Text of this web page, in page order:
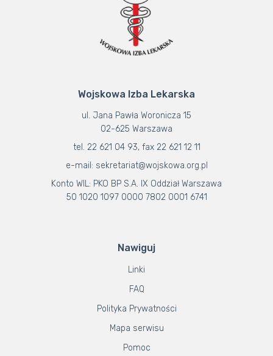
Wojskowa Izba Lekarska
ul. Jana Pawła Woronicza 15
02-625 Warszawa
tel. 22 621 04 93, fax 22 621 12 11
e-mail: sekretariat@wojskowa.org.pl
Konto WIL: PKO BP S.A. IX Oddział Warszawa
50 1020 1097 0000 7802 0001 6741
Nawiguj
Linki
FAQ
Polityka Prywatności
Mapa serwisu
Pomoc